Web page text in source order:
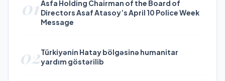
01Asfa Holding Chairman of the Board of
Directors Asaf Atasoy’s April 10 Police Week
Message
02Türkiyənin Hatay bölgəsinə humanitar
yardım göstərilib